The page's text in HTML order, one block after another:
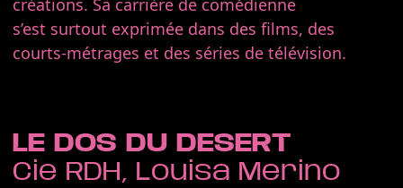
s’est surtout exprimée dans des films, des
courts-métrages et des séries de télévision.
LE DOS DU DESERT
Cie RDH, Louisa Merino